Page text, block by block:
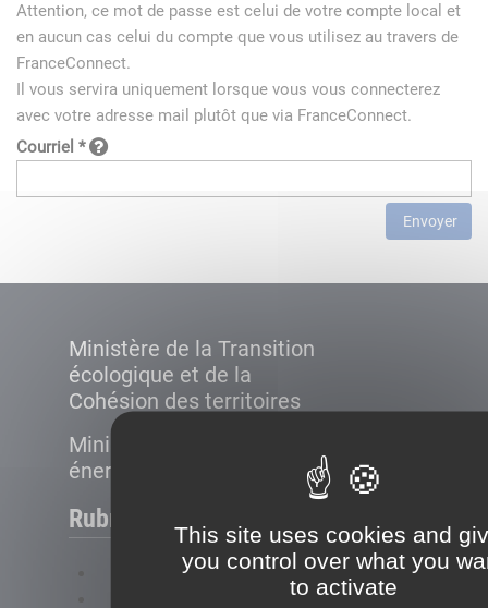
This site uses cookies and
you control over what you
to activate
Attention, ce mot de passe est celui de votre compte local et
en aucun cas celui du compte que vous utilisez au travers de
FranceConnect.
Il vous servira uniquement lorsque vous vous connecterez
avec votre adresse mail plutôt que via FranceConnect.
Courriel *
Envoyer
Ministère de la Transition
écologique et de la
Cohésion des territoires
Ministère de la Transition
énergétique
Rubriques